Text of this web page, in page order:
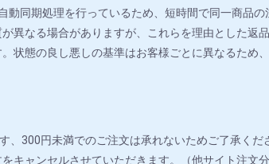
同期処理を行っているため、短時間で同一商品
異なる場合がありますが、これらを理由とした返
状態の良し悪しの基準はお客様ごとに異なるため
300円未満でのご注文は承れないためご了承くだ
キャンセルさせていただきます。（他サイト注文